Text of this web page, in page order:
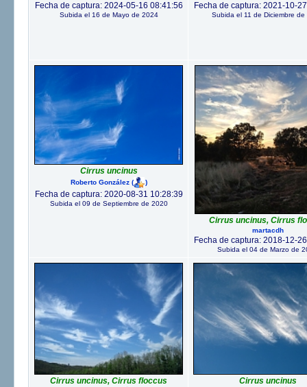
Fecha de captura: 2024-05-16 08:41:56
Subida el 16 de Mayo de 2024
Fecha de captura: 2021-10-
Subida el 11 de Diciembre de
Cirrus uncinus
Roberto González( )
Fecha de captura: 2020-08-31 10:28:39
Subida el 09 de Septiembre de 2020
Cirrus uncinus, Cirrus
martacdh
Fecha de captura: 2018-12-
Subida el 04 de Marzo de
Cirrus uncinus, Cirrus floccus Cirrus uncinus